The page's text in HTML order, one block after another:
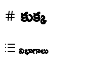
కుక్క
విభాగాలు